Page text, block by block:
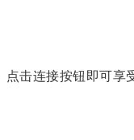
击连接按钮即可享